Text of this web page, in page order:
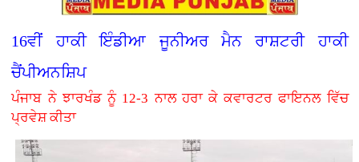
16ਵੀਂ ਹਾਕੀ ਇੰਡੀਆ ਜੂਨੀਅਰ ਮੈਨ ਰਾਸ਼ਟਰੀ ਹਾਕੀ
ਚੈਂਪੀਅਨਸ਼ਿਪ
ਪੰਜਾਬ ਨੇ ਝਾਰਖੰਡ ਨੂੰ 12-3 ਨਾਲ ਹਰਾ ਕੇ ਕਵਾਰਟਰ ਫਾਇਨਲ ਵਿੱਚ
ਪ੍ਰਵੇਸ਼ ਕੀਤਾ